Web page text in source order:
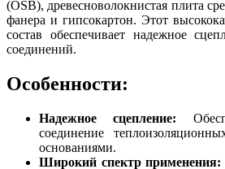
(OSB), древесноволокнистая плита
фанера и гипсокартон. Этот
состав обеспечивает надежное
соединений.
Особенности:
Надежное сцепление:
соединение
основаниями.
Широкий спектр применения: